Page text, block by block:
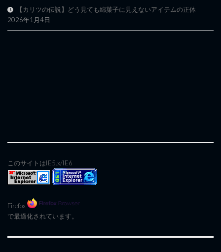
【カリツの伝説】どう見ても綿菓子に見えないアイテムの正体
2026年1月4日
このサイトはIE5.x/IE6
Firefox
で最適化されています。